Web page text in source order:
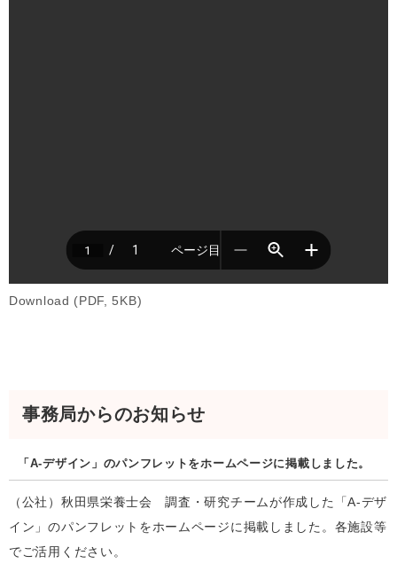
Download (PDF, 5KB)
事務局からのお知らせ
「A-デザイン」のパンフレットをホームページに掲載しました。
（公社）秋田県栄養士会 調査・研究チームが作成した「A-デザ
イン」のパンフレットをホームページに掲載しました。各施設等
でご活用ください。